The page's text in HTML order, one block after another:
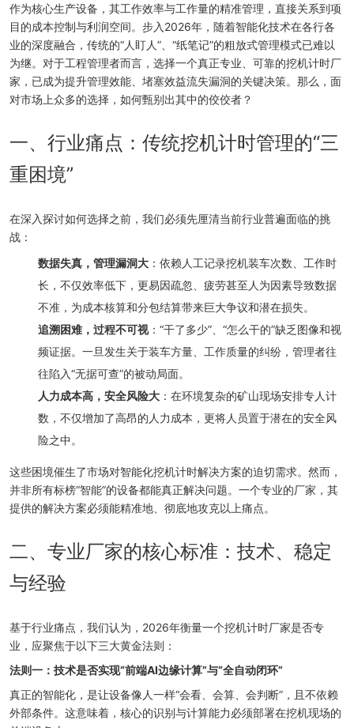
作为核心生产设备，其工作效率与工作量的精准管理，直接关系到项
目的成本控制与利润空间。步入2026年，随着智能化技术在各行各
业的深度融合，传统的“人盯人”、“纸笔记”的粗放式管理模式已难以
为继。对于工程管理者而言，选择一个真正专业、可靠的挖机计时厂
家，已成为提升管理效能、堵塞效益流失漏洞的关键决策。那么，面
对市场上众多的选择，如何甄别出其中的佼佼者？
一、行业痛点：传统挖机计时管理的“三
重困境”
在深入探讨如何选择之前，我们必须先厘清当前行业普遍面临的挑
战：
数据失真，管理漏洞大：依赖人工记录挖机装车次数、工作时
长，不仅效率低下，更易因疏忽、疲劳甚至人为因素导致数据
不准，为成本核算和分包结算带来巨大争议和潜在损失。
追溯困难，过程不可视：“干了多少”、“怎么干的”缺乏图像和视
频证据。一旦发生关于装车方量、工作质量的纠纷，管理者往
往陷入“无据可查”的被动局面。
人力成本高，安全风险大：在环境复杂的矿山现场安排专人计
数，不仅增加了高昂的人力成本，更将人员置于潜在的安全风
险之中。
这些困境催生了市场对智能化挖机计时解决方案的迫切需求。然而，
并非所有标榜“智能”的设备都能真正解决问题。一个专业的厂家，其
提供的解决方案必须能精准地、彻底地攻克以上痛点。
二、专业厂家的核心标准：技术、稳定
与经验
基于行业痛点，我们认为，2026年衡量一个挖机计时厂家是否专
业，应聚焦于以下三大黄金法则：
法则一：技术是否实现“前端AI边缘计算”与“全自动闭环”
真正的智能化，是让设备像人一样“会看、会算、会判断”，且不依赖
外部条件。这意味着，核心的识别与计算能力必须部署在挖机现场的